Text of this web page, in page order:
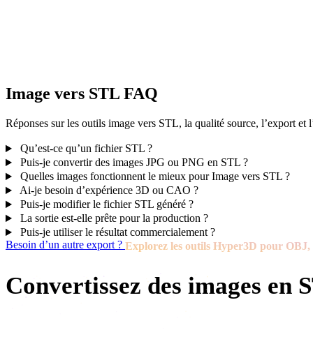
Image vers STL FAQ
Réponses sur les outils image vers STL, la qualité source, l’export et
Qu’est-ce qu’un fichier STL ?
Puis-je convertir des images JPG ou PNG en STL ?
Quelles images fonctionnent le mieux pour Image vers STL ?
Ai-je besoin d’expérience 3D ou CAO ?
Puis-je modifier le fichier STL généré ?
La sortie est-elle prête pour la production ?
Puis-je utiliser le résultat commercialement ?
Besoin d’un autre export ? Explorez les outils Hyper3D pour
Convertissez des images en